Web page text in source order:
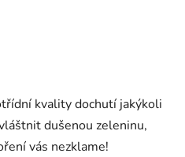
kvality dochutí jakýkoli
dušenou zeleninu,
vás nezklame!